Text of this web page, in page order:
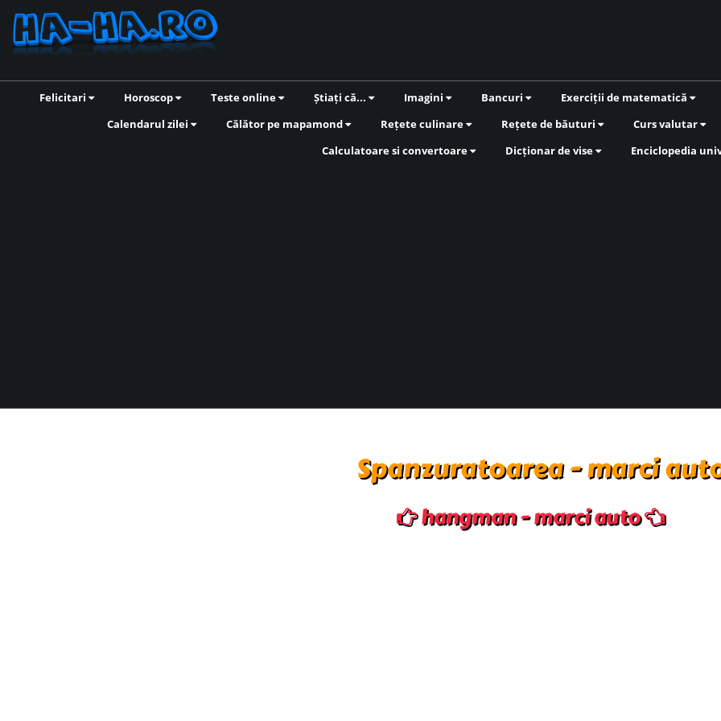
Felicitari Horoscop Teste online Știați că... Imagini Bancuri
Exerciții de matematică
Calendarul zilei
Călător pe mapamond Rețete culinare Rețete de băuturi
Curs valutar
Calculatoare si convertoare
Dicționar de vise Enciclopedia
Spanzuratoarea - marci
hangman - marci auto